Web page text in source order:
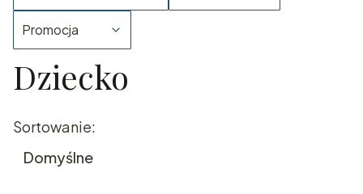
Promocja
Koniec filtrów
Dziecko
Lista produktów
Sortowanie:
Domyślne